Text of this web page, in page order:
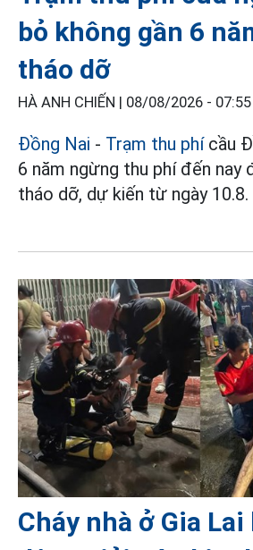
bỏ không gần 6
tháo dỡ
HÀ ANH CHIẾN | 08/08/2026 - 07:55
Đồng Nai - Trạm thu phícầu
6 năm ngừng thu phí đến nay
tháo dỡ, dự kiến từ ngày 10.8.
Cháy nhà ở Gia